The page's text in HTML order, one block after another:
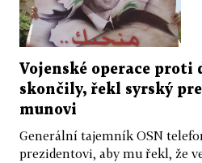
Vojenské operace proti
skončily, řekl syrský
munovi
Generální tajemník OSN
prezidentovi, aby mu řekl, že